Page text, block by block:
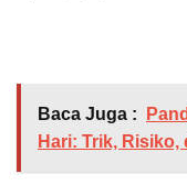
Baca Juga :
Hari: Trik, Risiko,